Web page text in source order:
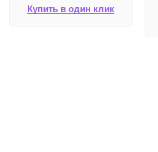
Купить в один клик